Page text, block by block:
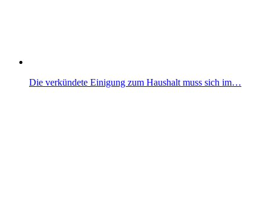
Die verkündete Einigung zum Haushalt muss sich im…